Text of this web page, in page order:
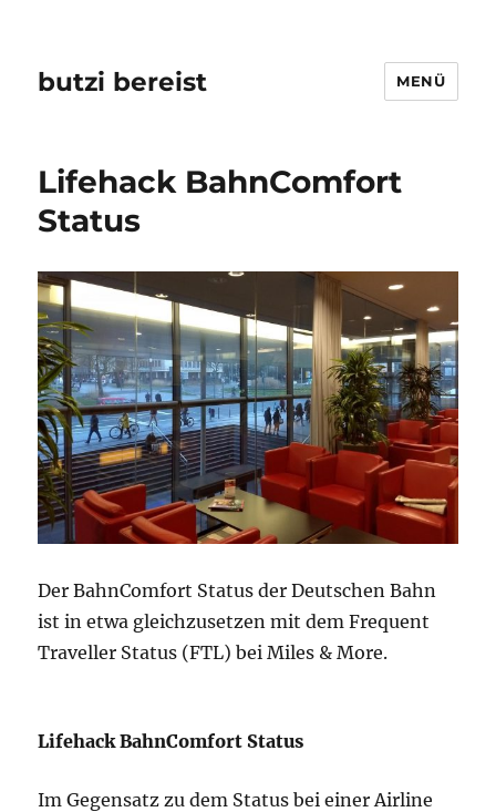
butzi bereist MENÜ
Lifehack BahnComfort
Status
Der BahnComfort Status der Deutschen Bahn
ist in etwa gleichzusetzen mit dem Frequent
Traveller Status (FTL) bei Miles & More.
Lifehack BahnComfort Status
Im Gegensatz zu dem Status bei einer Airline